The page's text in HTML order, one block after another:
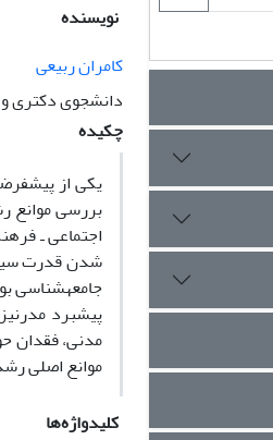
نویسنده
کامران ربیعی
دانشجوی دکتری
چکیده
یکی از
بررسی موانع
اجتماعی ـ
جامعه‏شناسی
پیشبرد
مدنی، فقدان
موانع اصلی
کلیدواژه‌ها